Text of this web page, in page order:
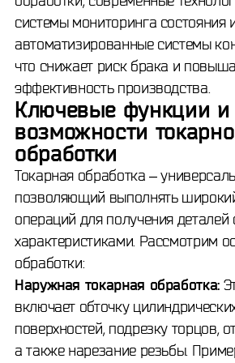
системы мониторинга состояния
автоматизированные системы
что снижает риск брака и
эффективность производства.
Ключевые функции и
возможности
обработки
Токарная обработка –
позволяющий выполнять
операций для получения
характеристиками. Рассмотрим
обработки:
Наружная токарная обработка:
включает обточку
поверхностей, подрезку торцов,
а также нарезание резьбы.